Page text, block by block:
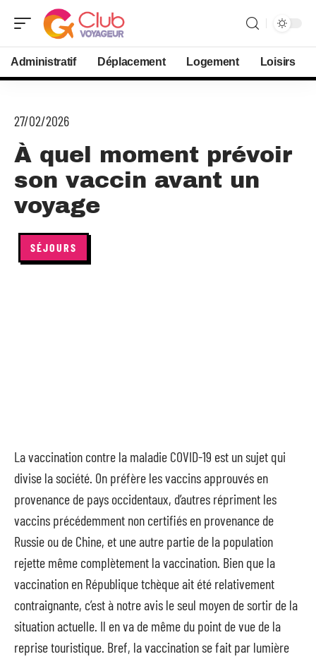
Administratif Déplacement Logement Loisirs
27/02/2026
À quel moment prévoir
son vaccin avant un
voyage
SÉJOURS
La vaccination contre la maladie COVID-19 est un sujet qui
divise la société. On préfère les vaccins approuvés en
provenance de pays occidentaux, d’autres répriment les
vaccins précédemment non certifiés en provenance de
Russie ou de Chine, et une autre partie de la population
rejette même complètement la vaccination. Bien que la
vaccination en République tchèque ait été relativement
contraignante, c’est à notre avis le seul moyen de sortir de la
situation actuelle. Il en va de même du point de vue de la
reprise touristique. Bref, la vaccination se fait par lumière